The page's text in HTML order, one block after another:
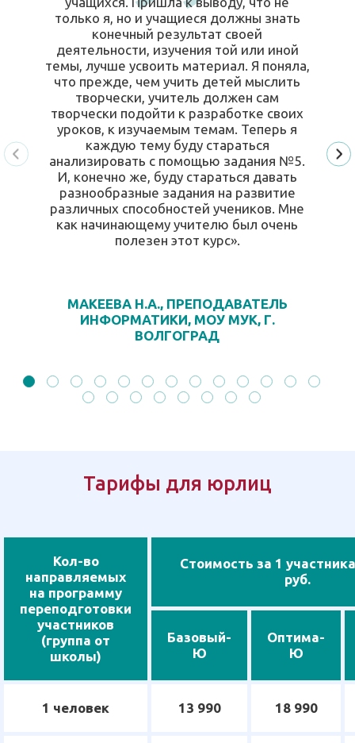
только я, но и учащиеся должны знать
конечный результат своей
деятельности, изучения той или иной
темы, лучше усвоить материал. Я поняла,
что прежде, чем учить детей мыслить
творчески, учитель должен сам
творчески подойти к разработке своих
уроков, к изучаемым темам. Теперь я
каждую тему буду стараться
анализировать с помощью задания №5.
И, конечно же, буду стараться давать
разнообразные задания на развитие
различных способностей учеников. Мне
как начинающему учителю был очень
полезен этот курс».
МАКЕЕВА Н.А., ПРЕПОДАВАТЕЛЬ
ИНФОРМАТИКИ, МОУ МУК, Г.
ВОЛГОГРАД
Тарифы для юрлиц
Кол-во
направляемых
на программу
переподготовки
участников
(группа от
школы)
Стоимость за 1
руб.
Базовый-
Ю
Оптима-
Ю
1 человек 13 990 18 990